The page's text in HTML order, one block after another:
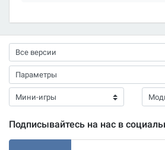
Подписывайтесь на нас в